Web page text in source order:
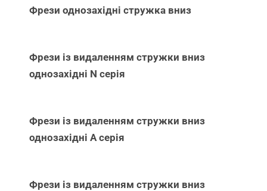
Фрези однозахідні стружка вниз
Фрези із видаленням стружки вниз
однозахідні N серія
Фрези із видаленням стружки вниз
однозахідні А серія
Фрези із видаленням стружки вниз